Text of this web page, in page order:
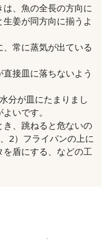
、魚の全長の方向に
姜が同方向に揃うよ
常に蒸気が出ている
接皿に落ちないよう
分が皿にたまりまし
いです。
、跳ねると危ないの
2）フライパンの上に
盾にする、などの工